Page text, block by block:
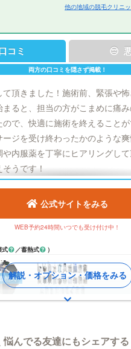
他の地域の脱毛クリニ
コミ
頂きました！施術前、緊張や
ると、担当の方がこまめに痛
で、快適に施術を終えること
ジを受け終わったかのような
や内服薬を丁寧にヒアリングし
うです！
他の口コミをチェックする
😔
公式サイトをみる
WEB予約24時間いつでも受け付け中！
式 ／蓄熱式 ）
熱式
タルプロ
脱毛機一覧
悩んでる友達にもシェアする